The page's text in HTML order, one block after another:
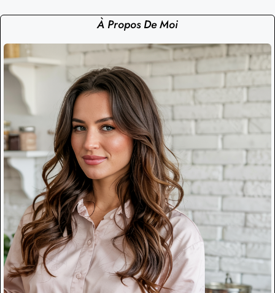
À Propos De Moi